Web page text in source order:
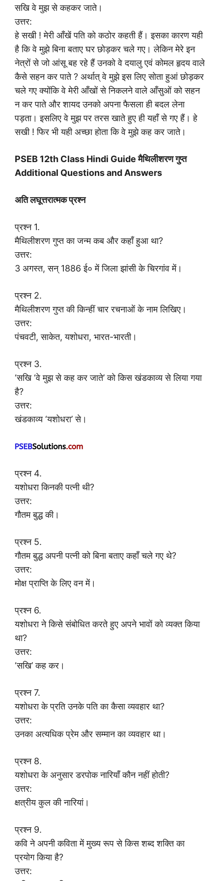
सखि वे मुझ से कहकर जाते।
उत्तर:
हे सखी ! मेरी आँखें पति को कठोर कहती हैं। इसका कारण यही
है कि वे मुझे बिना बताए घर छोड़कर चले गए। लेकिन मेरे इन
नेत्रों से जो आंसू बह रहे हैं उनको वे दयालु एवं कोमल हृदय वाले
कैसे सहन कर पाते ? अर्थात् वे मुझे इस लिए सोता हुआं छोड़कर
चले गए क्योंकि वे मेरी आँखों से निकलने वाले आँसुओं को सहन
न कर पाते और शायद उनको अपना फैसला ही बदल लेना
पड़ता। इसलिए वे मुझ पर तरस खाते हुए ही यहाँ से गए हैं। हे
सखी ! फिर भी यही अच्छा होता कि वे मुझे कह कर जाते।
PSEB 12th Class Hindi Guide मैथिलीशरण गुप्त
Additional Questions and Answers
अति लघूत्तरात्मक प्रश्न
प्रश्न 1.
मैथिलीशरण गुप्त का जन्म कब और कहाँ हुआ था?
उत्तर:
3 अगस्त, सन् 1886 ई० में जिला झांसी के चिरगांव में।
प्रश्न 2.
मैथिलीशरण गुप्त की किन्हीं चार रचनाओं के नाम लिखिए।
उत्तर:
पंचवटी, साकेत, यशोधरा, भारत-भारती।
प्रश्न 3.
‘सखि ‘वे मुझ से कह कर जाते’ को किस खंडकाव्य से लिया गया
है?
उत्तर:
खंडकाव्य ‘यशोधरा’ से।
प्रश्न 4.
यशोधरा किनकी पत्नी थी?
उत्तर:
गौतम बुद्ध की।
प्रश्न 5.
गौतम बुद्ध अपनी पत्नी को बिना बताए कहाँ चले गए थे?
उत्तर:
मोक्ष प्राप्ति के लिए वन में।
प्रश्न 6.
यशोधरा ने किसे संबोधित करते हुए अपने भावों को व्यक्त किया
था?
उत्तर:
‘सखि’ कह कर।
प्रश्न 7.
यशोधरा के प्रति उनके पति का कैसा व्यवहार था?
उत्तर:
उनका अत्यधिक प्रेम और सम्मान का व्यवहार था।
प्रश्न 8.
यशोधरा के अनुसार डरपोक नारियाँ कौन नहीं होती?
उत्तर:
क्षत्रीय कुल की नारियां।
प्रश्न 9.
कवि ने अपनी कविता में मुख्य रूप से किस शब्द शक्ति का
प्रयोग किया है?
उत्तर: